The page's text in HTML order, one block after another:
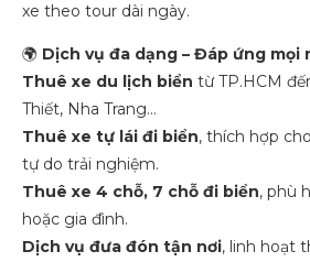
xe theo tour dài ngày.
🌍 Dịch vụ đa dạng – Đáp ứng mọi
Thuê xe du lịch biển từ TP.HCM
Thiết, Nha Trang…
Thuê xe tự lái đi biển, thích hợp
tự do trải nghiệm.
Thuê xe 4 chỗ, 7 chỗ đi biển, phù
hoặc gia đình.
Dịch vụ đưa đón tận nơi, linh hoạt